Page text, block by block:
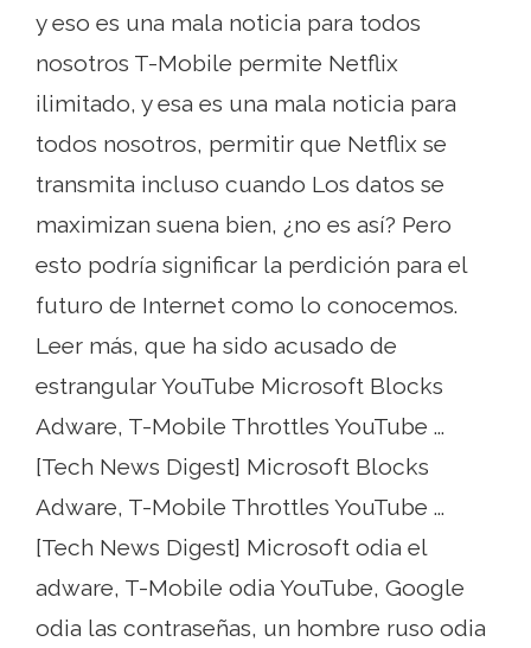
y eso es una mala noticia para todos
nosotros T-Mobile permite Netflix
ilimitado, y esa es una mala noticia para
todos nosotros, permitir que Netflix se
transmita incluso cuando Los datos se
maximizan suena bien, ¿no es así? Pero
esto podría significar la perdición para el
futuro de Internet como lo conocemos.
Leer más, que ha sido acusado de
estrangular YouTube Microsoft Blocks
Adware, T-Mobile Throttles YouTube ...
[Tech News Digest] Microsoft Blocks
Adware, T-Mobile Throttles YouTube ...
[Tech News Digest] Microsoft odia el
adware, T-Mobile odia YouTube, Google
odia las contraseñas, un hombre ruso odia